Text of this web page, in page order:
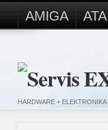
HARDWARE +
AMIGA